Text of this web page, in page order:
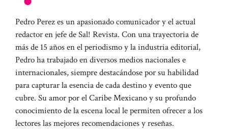
Pedro Perez es un apasionado comunicador y el actual
redactor en jefe de Sal! Revista. Con una trayectoria de
más de 15 años en el periodismo y la industria editorial,
Pedro ha trabajado en diversos medios nacionales e
internacionales, siempre destacándose por su habilidad
para capturar la esencia de cada destino y evento que
cubre. Su amor por el Caribe Mexicano y su profundo
conocimiento de la escena local le permiten ofrecer a los
lectores las mejores recomendaciones y reseñas.